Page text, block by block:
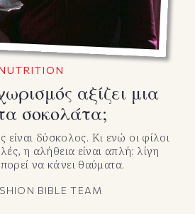
αξίζει μια
σοκολάτα;
δύσκολος. Κι ενώ οι φίλοι
η αλήθεια είναι απλή: λίγη
να κάνει θαύματα.
BIBLE TEAM